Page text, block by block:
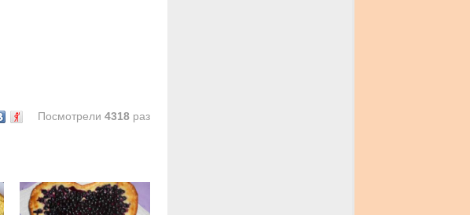
Посмотрели 4318 раз